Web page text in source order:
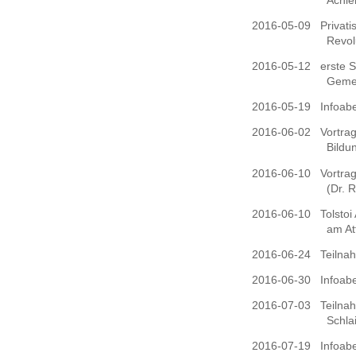
2016-05-09
2016-05-12
erste
2016-05-19
2016-06-02
2016-06-10
(Dr.
2016-06-10
Tolstoi
am
2016-06-24
2016-06-30
2016-07-03
2016-07-19